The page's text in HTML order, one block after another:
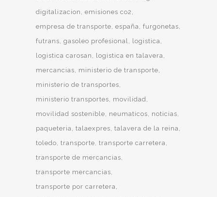
digitalizacion
emisiones co2
empresa de transporte españa furgonetas
futrans gasoleo profesional
logistica
logistica carosan
logistica en talavera
mercancias
ministerio de transporte
ministerio de transportes
ministerio transportes
movilidad
movilidad sostenible
neumaticos
noticias
paqueteria talaexpres talavera de la reina
toledo transporte transporte carretera
transporte de mercancias
transporte mercancias
transporte por carretera